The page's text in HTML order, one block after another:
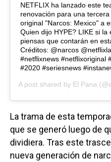
NETFLIX ha lanzado este
renovación para una
original "Narcos: Mexico" a
Quien dijo HYPE? LIKE si
piensas que contarán en
Créditos: @narcos
#netflixnews #netflixoriginal
#2020 #seriesnews
A post shared by El Pana
La trama de esta
que se generó luego de
dividiera. Tras este
nueva generación de